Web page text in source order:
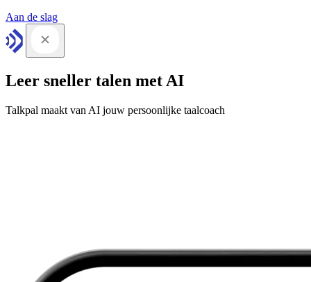
Aan de slag
Leer sneller talen met AI
Talkpal maakt van AI jouw persoonlijke taalcoach